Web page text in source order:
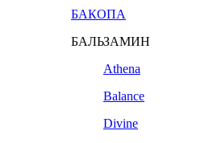
БАКОПА
БАЛЬЗАМИН
Athena
Balance
Divine